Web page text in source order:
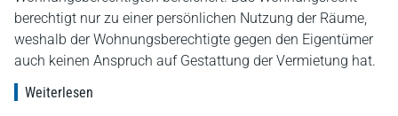
berechtigt nur zu einer persönlichen Nutzung der Räume,
weshalb der Wohnungsberechtigte gegen den Eigentümer
auch keinen Anspruch auf Gestattung der Vermietung hat.
Weiterlesen